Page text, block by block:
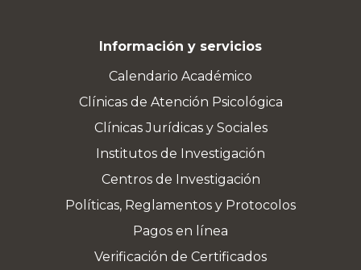
Información y servicios
Calendario Académico
Clínicas de Atención Psicológica
Clínicas Jurídicas y Sociales
Institutos de Investigación
Centros de Investigación
Políticas, Reglamentos y Protocolos
Pagos en línea
Verificación de Certificados